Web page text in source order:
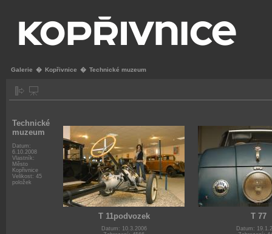
Galerie � Kopřivnice � Technické muzeum
Technické
muzeum
Datum:
6.10.2008
Vlastník:
Město
Kopřivnice
Velikost: 45
položek
T 11podvozek
Datum: 10.3.2006
T 77
Datum: